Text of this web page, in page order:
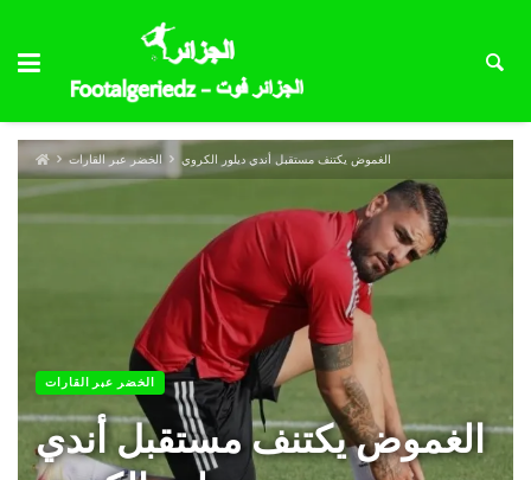
الخضر عبر القارات الغموض يكتنف مستقبل أندي ديلور الكروي
الخضر عبر القارات
الغموض يكتنف مستقبل أندي